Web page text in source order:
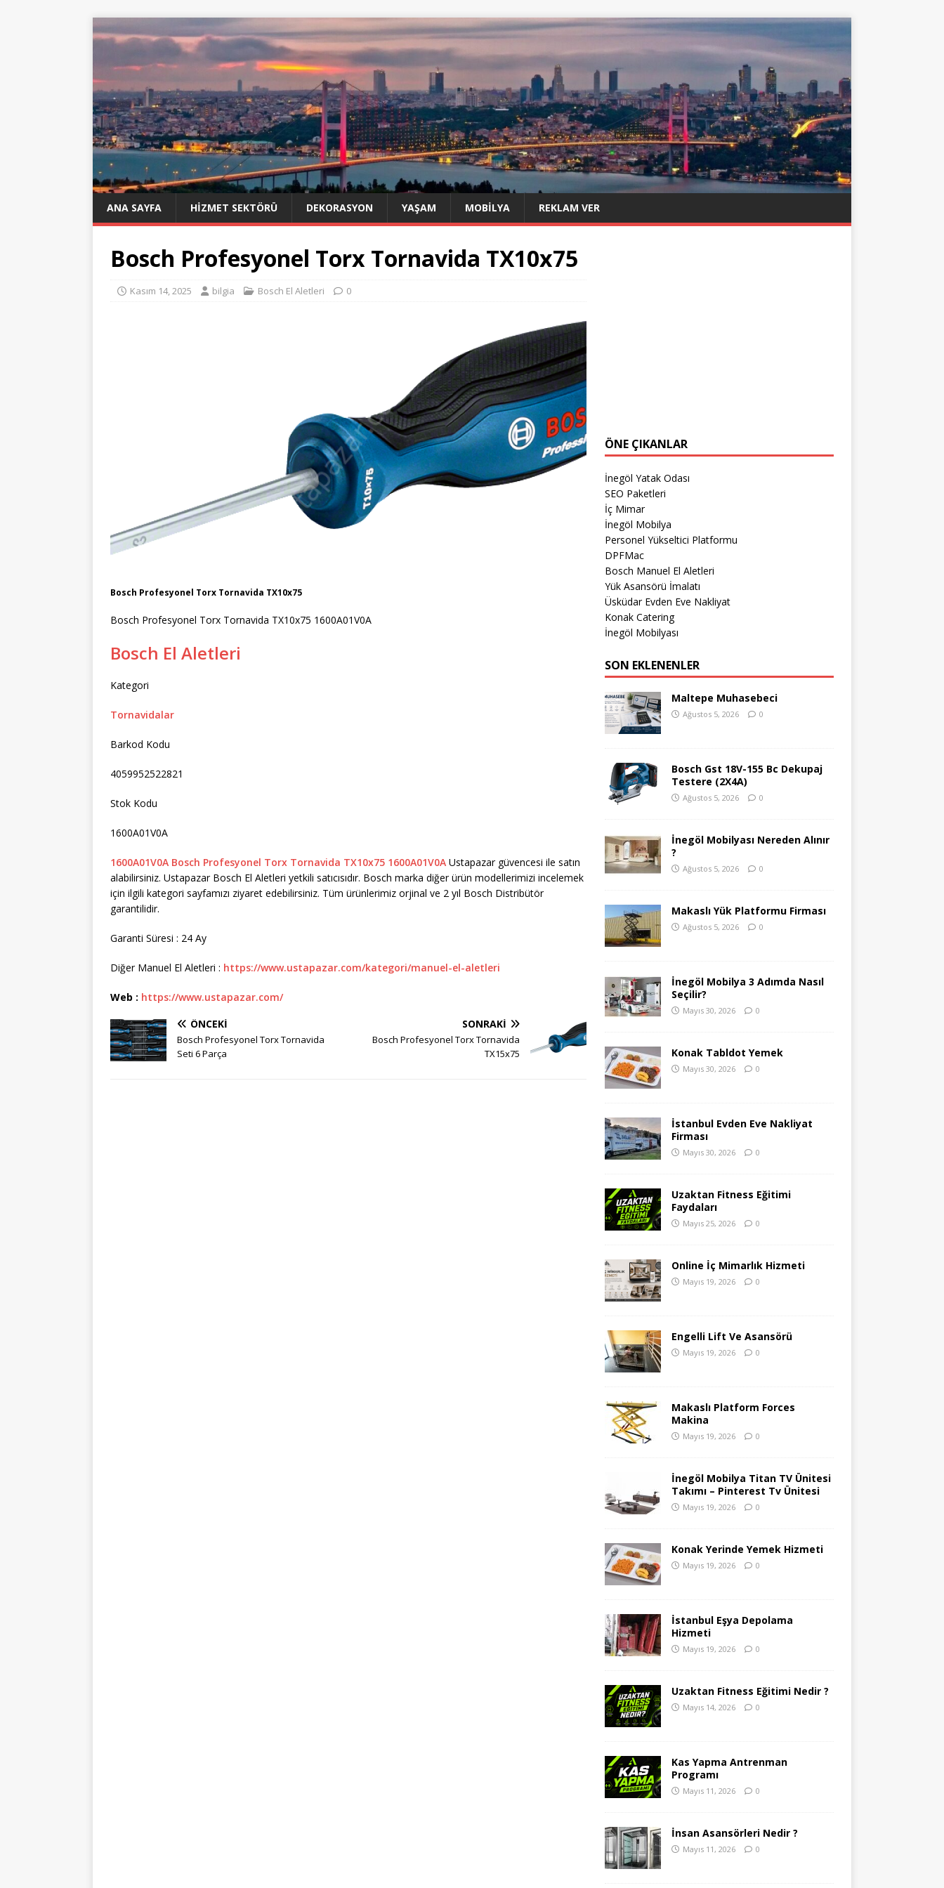
ANA SAYFA HIZMET SEKTÖRÜ DEKORASYON YAŞAM MOBILYA REKLAM VER
Bosch Profesyonel Torx Tornavida TX10x75
Kasım 14, 2025 bilgia Bosch El Aletleri 0
Bosch Profesyonel Torx Tornavida TX10x75
Bosch Profesyonel Torx Tornavida TX10x75 1600A01V0A
Bosch El Aletleri
Kategori
Tornavidalar
Barkod Kodu
4059952522821
Stok Kodu
1600A01V0A
1600A01V0A Bosch Profesyonel Torx Tornavida TX10x75 1600A01V0A Ustapazar güvencesi ile satın
alabilirsiniz. Ustapazar Bosch El Aletleri yetkili satıcısıdır. Bosch marka diğer ürün modellerimizi incelemek
için ilgili kategori sayfamızı ziyaret edebilirsiniz. Tüm ürünlerimiz orjinal ve 2 yıl Bosch Distribütör
garantilidir.
Garanti Süresi : 24 Ay
Diğer Manuel El Aletleri : https://www.ustapazar.com/kategori/manuel-el-aletleri
Web : https://www.ustapazar.com/
ÖNCEKI
Bosch Profesyonel Torx Tornavida
Seti 6 Parça
SONRAKI
Bosch Profesyonel Torx Tornavida
TX15x75
ÖNE ÇIKANLAR
İnegöl Yatak Odası
SEO Paketleri
İç Mimar
İnegöl Mobilya
Personel Yükseltici Platformu
DPFMac
Bosch Manuel El Aletleri
Yük Asansörü İmalatı
Üsküdar Evden Eve Nakliyat
Konak Catering
İnegöl Mobilyası
SON EKLENENLER
Maltepe Muhasebeci
Ağustos 5, 2026 0
Bosch Gst 18V-155 Bc Dekupaj
Testere (2X4A)
Ağustos 5, 2026 0
İnegöl Mobilyası Nereden Alınır
?
Ağustos 5, 2026 0
Makaslı Yük Platformu Firması
Ağustos 5, 2026 0
İnegöl Mobilya 3 Adımda Nasıl
Seçilir?
Mayıs 30, 2026 0
Konak Tabldot Yemek
Mayıs 30, 2026 0
İstanbul Evden Eve Nakliyat
Firması
Mayıs 30, 2026 0
Uzaktan Fitness Eğitimi
Faydaları
Mayıs 25, 2026 0
Online İç Mimarlık Hizmeti
Mayıs 19, 2026 0
Engelli Lift Ve Asansörü
Mayıs 19, 2026 0
Makaslı Platform Forces
Makina
Mayıs 19, 2026 0
İnegöl Mobilya Titan TV Ünitesi
Takımı – Pinterest Tv Ünitesi
Mayıs 19, 2026 0
Konak Yerinde Yemek Hizmeti
Mayıs 19, 2026 0
İstanbul Eşya Depolama
Hizmeti
Mayıs 19, 2026 0
Uzaktan Fitness Eğitimi Nedir ?
Mayıs 14, 2026 0
Kas Yapma Antrenman
Programı
Mayıs 11, 2026 0
İnsan Asansörleri Nedir ?
Mayıs 11, 2026 0